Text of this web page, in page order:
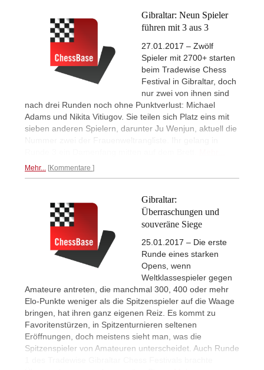
Gibraltar: Neun Spieler
führen mit 3 aus 3
27.01.2017 – Zwölf
Spieler mit 2700+ starten
beim Tradewise Chess
Festival in Gibraltar, doch
nur zwei von ihnen sind
nach drei Runden noch ohne Punktverlust: Michael
Adams und Nikita Vitiugov. Sie teilen sich Platz eins mit
sieben anderen Spielern, darunter Ju Wenjun, aktuell die
Nummer zwei der Frauenweltrangliste. Ihr gelang in
Mehr... Kommentare
Gibraltar:
Überraschungen und
souveräne Siege
25.01.2017 – Die erste
Runde eines starken
Opens, wenn
Weltklassespieler gegen
Amateure antreten, die manchmal 300, 400 oder mehr
Elo-Punkte weniger als die Spitzenspieler auf die Waage
bringen, hat ihren ganz eigenen Reiz. Es kommt zu
Favoritenstürzen, in Spitzenturnieren seltenen
Eröffnungen, doch meistens sieht man, was die
Spitzenspieler von Amateuren unterscheidet. Auch Runde